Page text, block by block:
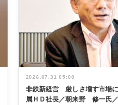
2026.07.31 05:00
非鉄新経営 厳しさ増す市場
属ＨＤ社長／朝来野 修一氏